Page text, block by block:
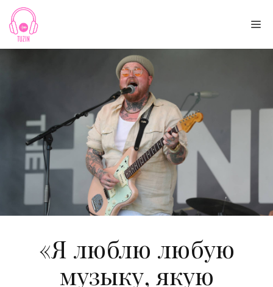
Skip
content
«Я люблю любую
музыку, якую